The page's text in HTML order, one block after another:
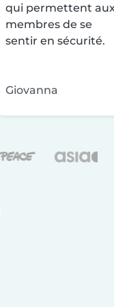
qui permettent
membres de se
sentir en sécurité.
Giovanna